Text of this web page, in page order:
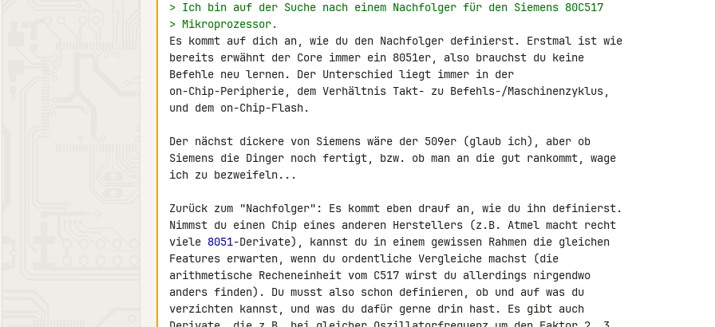
> Ich bin auf der Suche nach einem Nachfolger für den Siemens 80C517
> Mikroprozessor.
Es kommt auf dich an, wie du den Nachfolger definierst. Erstmal ist wie
bereits erwähnt der Core immer ein 8051er, also brauchst du keine
Befehle neu lernen. Der Unterschied liegt immer in der
on-Chip-Peripherie, dem Verhältnis Takt- zu Befehls-/Maschinenzyklus,
und dem on-Chip-Flash.
Der nächst dickere von Siemens wäre der 509er (glaub ich), aber ob
Siemens die Dinger noch fertigt, bzw. ob man an die gut rankommt, wage
ich zu bezweifeln...
Zurück zum "Nachfolger": Es kommt eben drauf an, wie du ihn definierst.
Nimmst du einen Chip eines anderen Herstellers (z.B. Atmel macht recht
viele 8051-Derivate), kannst du in einem gewissen Rahmen die gleichen
Features erwarten, wenn du ordentliche Vergleiche machst (die
arithmetische Recheneinheit vom C517 wirst du allerdings nirgendwo
anders finden). Du musst also schon definieren, ob und auf was du
verzichten kannst, und was du dafür gerne drin hast. Es gibt auch